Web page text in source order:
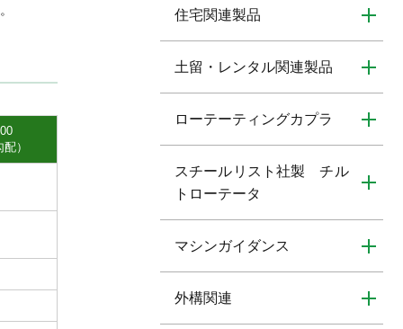
）
住宅関連製品
土留・レンタル関連製品
ローテーティングカプラ
スチールリスト社製 チル
トローテータ
マシンガイダンス
外構関連